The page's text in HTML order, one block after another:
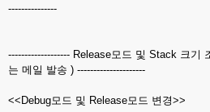
---------------
------------------- Release모드 및 Stack 크기
는 메일 발송 ) ---------------------
<<Debug모드 및 Release모드 변경>>